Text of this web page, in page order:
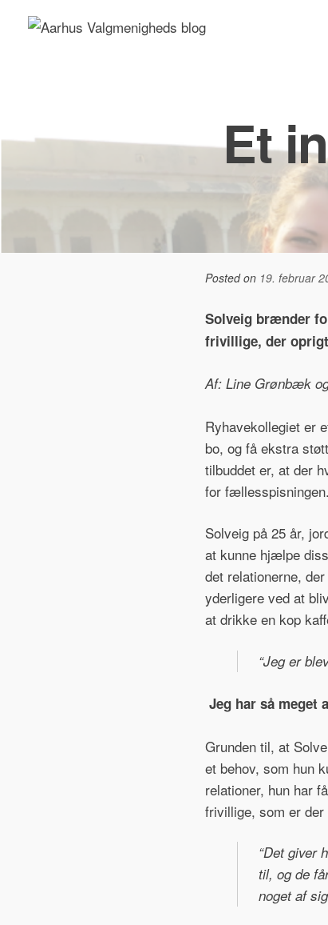
Et
Posted on 19. februar
Solveig brænder
frivillige, der
Af: Line Grønbæk
Ryhavekollegiet er
bo, og få ekstra
tilbuddet er, at der
for fællesspisningen.
Solveig på 25 år,
at kunne hjælpe
det relationerne,
yderligere ved at
at drikke en kop
“Jeg er
Jeg har så meget
Grunden til, at
et behov, som hun
relationer, hun har
frivillige, som er
“Det giver
til, og de
noget af